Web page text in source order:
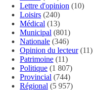
Lettre d'opinion (10)
Loisirs (240)
Médical (13)
Municipal (801)
Nationale (346)
Opinion du lecteur(11)
Patrimoine (11)
Politique (1 807)
Provincial (744)
Régional (5 957)